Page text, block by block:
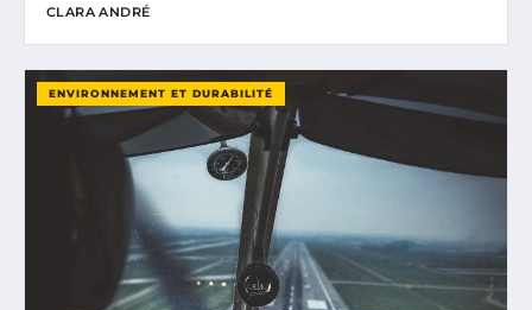
CLARA ANDRÉ
ENVIRONNEMENT ET DURABILITÉ